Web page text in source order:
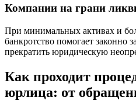
Компании на грани
При минимальных активах и
банкротство помогает законно
прекратить юридическую
Как проходит
юрлица: от